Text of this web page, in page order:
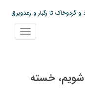
گردوخاک تا رگبار و رعدوبرق
پیام رئیس کل دادگستری استان کرمان به مناسبت ۱۷ مردادماه سالروز شهادت شهید
نمایش
منو
شویم، خسته